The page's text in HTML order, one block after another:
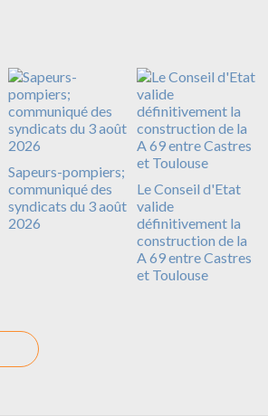
Sapeurs-pompiers;
communiqué des
syndicats du 3 août
2026
Le Conseil d'Etat
valide
définitivement la
construction de la
A 69 entre Castres
et Toulouse